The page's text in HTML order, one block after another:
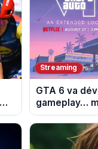
Streaming
GTA 6 va
gameplay…